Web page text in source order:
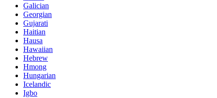
Galician
Georgian
Gujarati
Haitian
Hausa
Hawaiian
Hebrew
Hmong
Hungarian
Icelandic
Igbo